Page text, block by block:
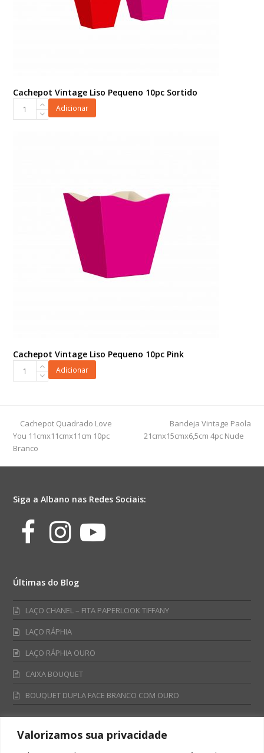
Valorizamos sua privacidade
Cachepot Vintage Liso Pequeno 10pc Sortido
Cachepot
Adicionar
Cachepot Vintage Liso Pequeno 10pc Pink
Cachepot
Pink
quantidade
Adicionar
previous
post:
Cachepot Quadrado Love
You 11cmx11cmx11cm 10pc
Branco
next
post:
Bandeja Vintage Paola
21cmx15cmx6,5cm 4pc Nude
Siga a Albano nas Redes Sociais:
Facebook
Instagram
Youtube
Últimas do Blog
LAÇO CHANEL – FITA PAPERLOOK TIFFANY
LAÇO RÁPHIA
LAÇO RÁPHIA OURO
CAIXA BOUQUET
BOUQUET DUPLA FACE BRANCO COM OURO
Fale Conosco